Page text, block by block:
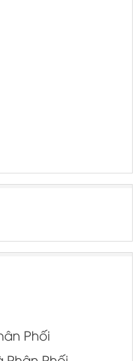
Phối